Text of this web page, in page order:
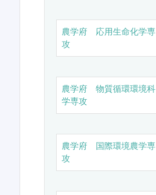
農学府 応用生命化学専
攻
農学府 物質循環環境科
学専攻
農学府 国際環境農学専
攻